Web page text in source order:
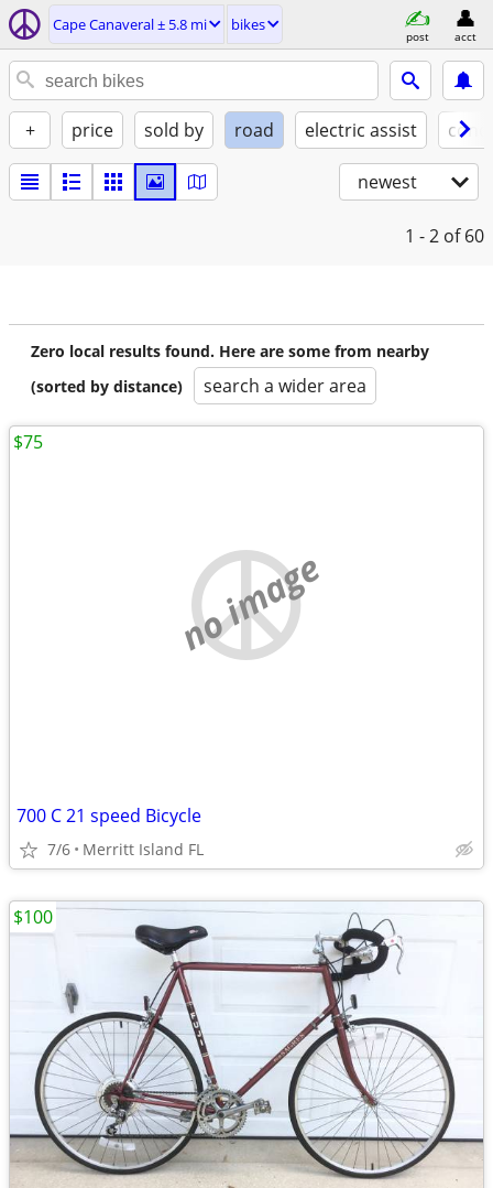
Cape Canaveral ± 5.8 mi bikes
post acct
+ price sold by road electric assist
newest
1 - 2 of 60
Zero local results found. Here are some from nearby
(sorted by distance)
search a wider area
no image
700 C 21 speed Bicycle
7/6 Merritt Island FL
$75
$100